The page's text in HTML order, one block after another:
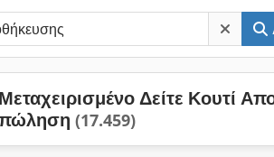
Μεταχειρισμένο Δείτε Κουτί
(17.459)